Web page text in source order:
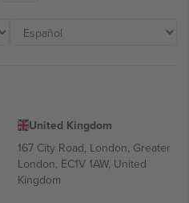
United Kingdom
167 City Road, London, Greater
London, EC1V 1AW, United
Kingdom